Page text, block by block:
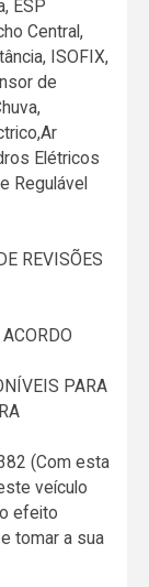
ESP
Central,
ISOFIX,
de
Elétricos
Regulável
REVISÕES
PARA
(Com esta
veículo
efeito
tomar a sua